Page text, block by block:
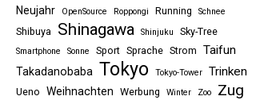
Neujahr OpenSource Roppongi Running Schnee
Shibuya Shinagawa Shinjuku Sky-Tree
Smartphone Sonne Sport Sprache Strom Taifun
Takadanobaba Tokyo Tokyo-Tower Trinken
Ueno Weihnachten Werbung Winter Zoo Zug